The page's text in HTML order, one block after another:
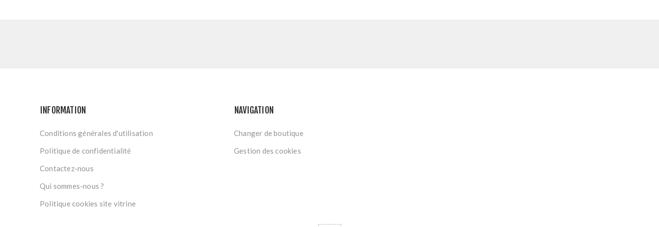
INFORMATION
Conditions générales d'utilisation
Politique de confidentialité
Contactez-nous
Qui sommes-nous ?
Politique cookies site vitrine
NAVIGATION
Changer de boutique
Gestion des cookies